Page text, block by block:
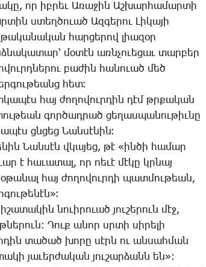
որ իբ­րեւ Ա­ռա­ջին Աշ­խար­հա­մար­տի
ստեղ­ծո­ւած Ազ­գե­րու ­Լի­կա­յի
հար­ցե­րով լիա­զօր
մօ­տէն առն­չո­ւե­ցաւ տար­բեր
բա­ժին հա­նո­ւած մեծ
հետ։
հայ ժո­ղո­վուր­դին դէմ թրքա­կան
գոր­ծադ­րած ցե­ղաս­պա­նու­թիւ­նը
ցնցեց ­Նան­սէ­նին։
­Նան­սէն վկա­յեց, թէ «ին­ծի հա­մար
է հա­ւա­տալ, որ ոե­ւէ մէ­կը կրնայ
հայ ժո­ղո­վուր­դի պատ­մու­թեան,
նո­ւի­րո­ւած յու­շե­րուն մէջ,
­Դուք ա­նոր սրտի սի­րե­լի
տա­ծած խո­րը սէրն ու ան­սահ­ման
յա­ւեր­ժա­կան յու­շար­ձանն են»: